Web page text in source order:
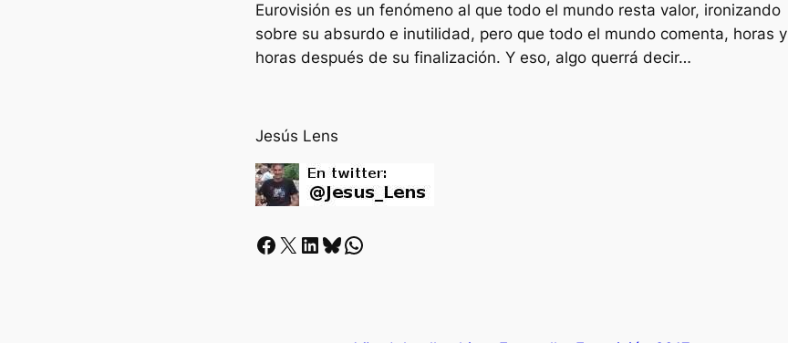
Eurovisión es un fenómeno al que todo el mundo resta valor, ironizando
sobre su absurdo e inutilidad, pero que todo el mundo comenta, horas y
horas después de su finalización. Y eso, algo querrá decir…
Jesús Lens
Facebook X LinkedIn Bluesky Whatsapp